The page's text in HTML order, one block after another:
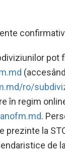
pot
(accesând
ro/
în regim
.
prezinte la
de